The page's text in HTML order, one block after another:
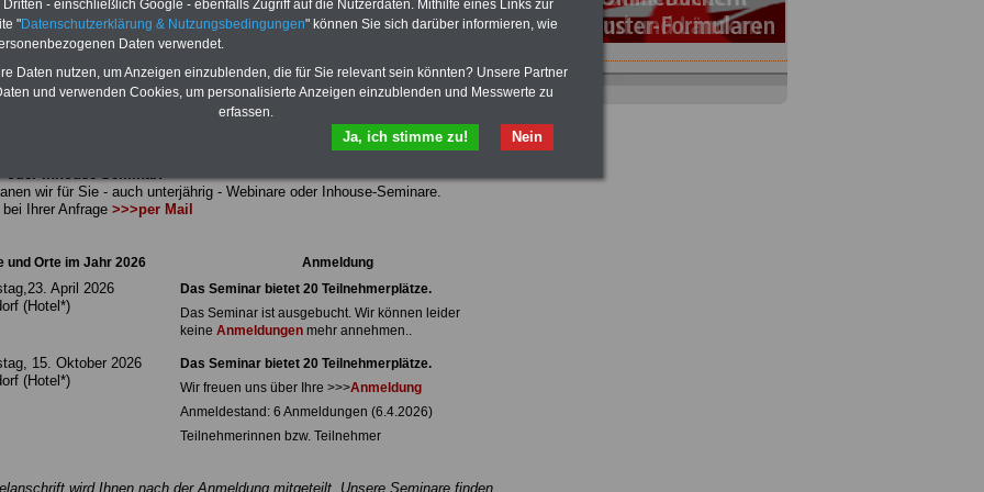
zum Beamtenversorgungsrecht
finden jeweils in ausgewählten Hotels in unmittelbarrer Nähe des
in Düsseldorf statt.
jeweils um 9.30 Uhr. Das Ende ist für 16.30 Uhr vorgesehen.
oder Inhouse-Seminar:
wir für Sie - auch unterjährig - Webinare oder Inhouse-Seminare.
bei Ihrer Anfrage >>>per Mail
und Orte im Jahr 2026 Anmeldung
April 2026
(Hotel*)
Das Seminar bietet 20 Teilnehmerplätze.
Das Seminar ist ausgebucht. Wir können leider
keine Anmeldungen mehr annehmen..
15. Oktober 2026
(Hotel*)
Das Seminar bietet 20 Teilnehmerplätze.
Wir freuen uns über Ihre >>>Anmeldung
Anmeldestand: 6 Anmeldungen (6.4.2026)
Teilnehmerinnen bzw. Teilnehmer
wird Ihnen nach der Anmeldung mitgeteilt. Unsere Seminare finden
- einschließlich Google - ebenfalls Zugriff auf die Nutzerdaten. Mithilfe eines Links zur
"Datenschutzerklärung & Nutzungsbedingungen" können Sie sich darüber informieren, wie
Daten verwendet.
Daten nutzen, um Anzeigen einzublenden, die für Sie relevant sein könnten? Unsere Partner
und verwenden Cookies, um personalisierte Anzeigen einzublenden und Messwerte zu
erfassen.
Nein
Ja, ich stimme zu!